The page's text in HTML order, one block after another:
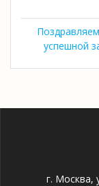
успешной
г. Москва,